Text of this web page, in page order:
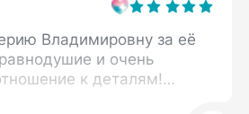
Владимировну за её
и очень
к деталям!